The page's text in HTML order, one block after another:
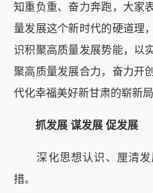
知重负重、奋力奔跑，大家
量发展这个新时代的硬道理
识积聚高质量发展势能，以
聚高质量发展合力，奋力开
代化幸福美好新甘肃的崭新局
抓发展 谋发展 促发展
深化思想认识、厘清发
措。